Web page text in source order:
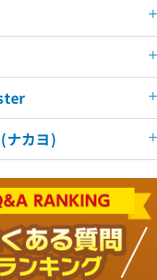
ナカヨ)